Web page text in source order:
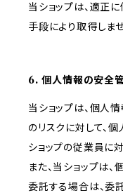
当ショップは、適正
手段により取得しませ
6. 個人情報の安全
当ショップは、個人
のリスクに対して、
ショップの従業員に
また、当ショップは
委託する場合は、委